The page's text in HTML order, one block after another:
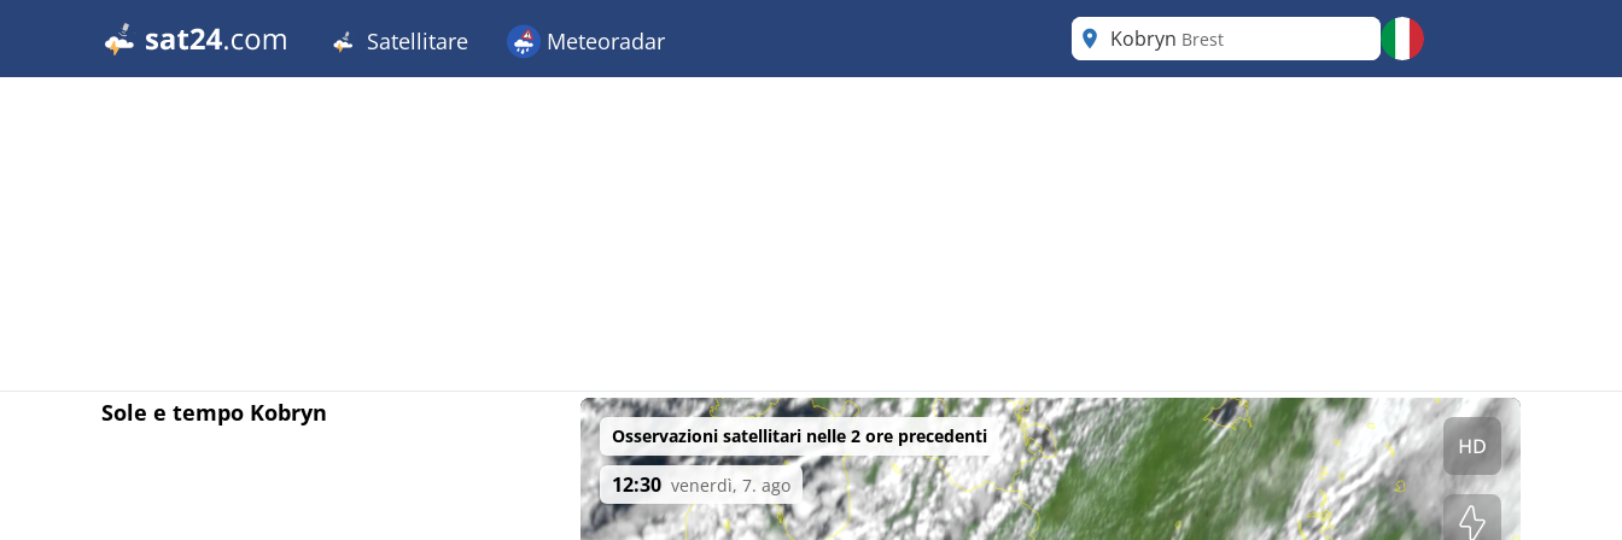
Satellitare Meteoradar Kobryn Brest
Sole e tempo Kobryn
Osservazioni satellitari nelle 2 ore precedenti
12:30 venerdì, 7. ago